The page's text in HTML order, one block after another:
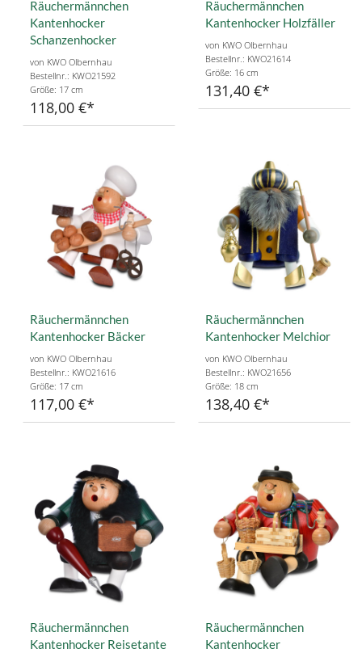
Räuchermännchen
Kantenhocker
Schanzenhocker
von KWO Olbernhau
Bestellnr.: KWO21592
Größe: 17 cm
118,00 €
Räuchermännchen
Kantenhocker Holzfäller
von KWO Olbernhau
Bestellnr.: KWO21614
Größe: 16 cm
131,40 €
Räuchermännchen
Kantenhocker Bäcker
von KWO Olbernhau
Bestellnr.: KWO21616
Größe: 17 cm
117,00 €
Räuchermännchen
Kantenhocker Melchior
von KWO Olbernhau
Bestellnr.: KWO21656
Größe: 18 cm
138,40 €
Räuchermännchen
Kantenhocker Reisetante
Räuchermännchen
Kantenhocker